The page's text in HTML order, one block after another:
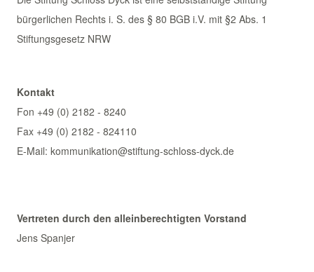
bürgerlichen Rechts i. S. des § 80 BGB i.V. mit §2 Abs. 1
Stiftungsgesetz NRW
Kontakt
Fon +49 (0) 2182 - 8240
Fax +49 (0) 2182 - 824110
E-Mail: kommunikation@stiftung-schloss-dyck.de
Vertreten durch den alleinberechtigten Vorstand
Jens Spanjer